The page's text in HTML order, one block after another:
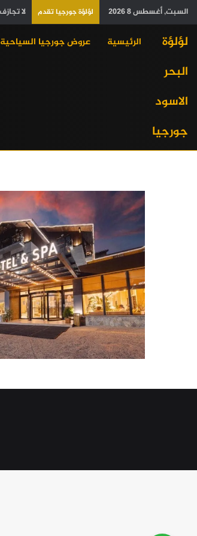
السبت, أغسطس 8 2026 لؤلؤة جورجيا تقدم لا
لؤلؤة
البحر
الاسود
جورجيا
الرئيسية عروض جورجيا السياحية